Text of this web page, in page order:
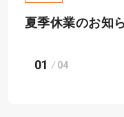
夏季休業のお知
01 04